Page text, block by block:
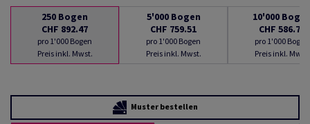
250 Bogen
CHF 892.47
pro 1'000 Bogen
Preis inkl. Mwst.
5'000 Bogen
CHF 759.51
pro 1'000 Bogen
Preis inkl. Mwst.
10'000
CHF 586.77
pro 1'000 Bogen
Preis inkl. Mwst.
Muster bestellen